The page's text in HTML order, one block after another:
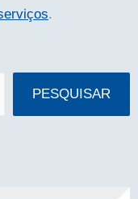
.
PESQUISAR